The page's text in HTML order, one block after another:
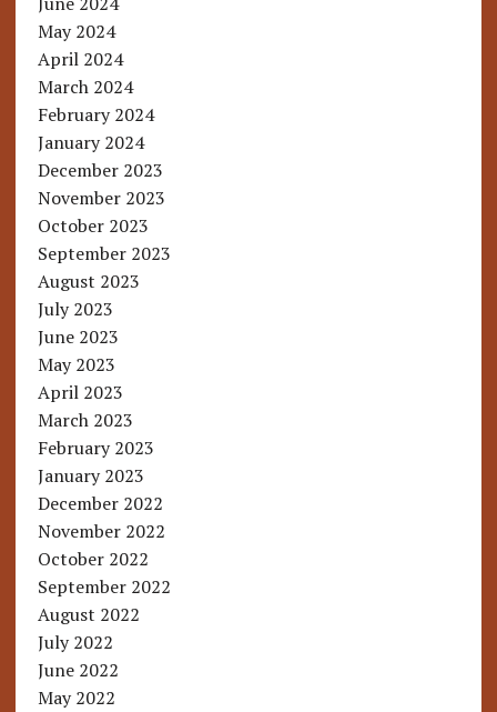
May 2024
April 2024
March 2024
February 2024
January 2024
December 2023
November 2023
October 2023
September 2023
August 2023
July 2023
June 2023
May 2023
April 2023
March 2023
February 2023
January 2023
December 2022
November 2022
October 2022
September 2022
August 2022
July 2022
June 2022
May 2022